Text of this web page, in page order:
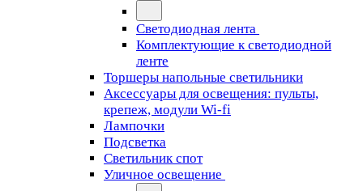
Светодиодная лента
Комплектующие к светодиодной
ленте
Торшеры напольные светильники
Аксессуары для освещения: пульты,
крепеж, модули Wi-fi
Лампочки
Подсветка
Светильник спот
Уличное освещение